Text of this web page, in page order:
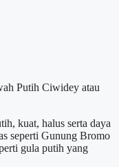
Putih Ciwidey atau
kuat, halus serta daya
seperti Gunung Bromo
gula putih yang